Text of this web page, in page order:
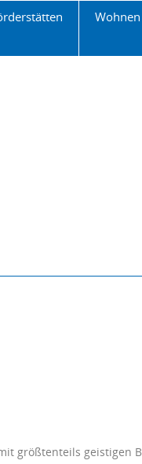
Wohnen
größtenteils geistigen